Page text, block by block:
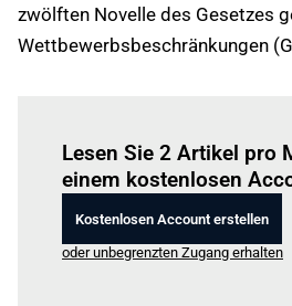
zwölften Novelle des Gesetzes
Wettbewerbsbeschränkungen
Lesen Sie 2 Artikel pro
einem kostenlosen
Kostenlosen Account erstellen
oder unbegrenzten Zugang erhalten